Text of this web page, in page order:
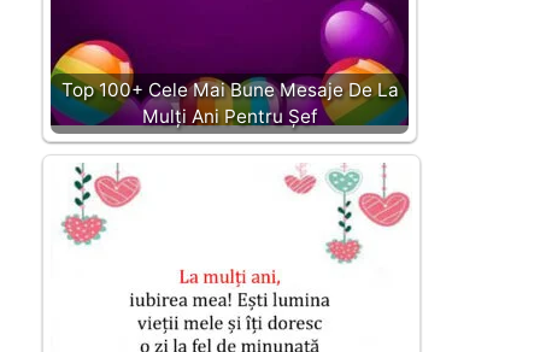
Top 100+ Cele Mai Bune Mesaje De La
Mulți Ani Pentru Șef